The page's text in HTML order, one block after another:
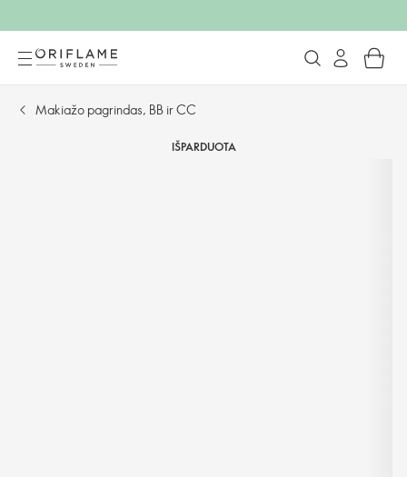
Makiažo pagrindas, BB ir CC
IŠPARDUOTA